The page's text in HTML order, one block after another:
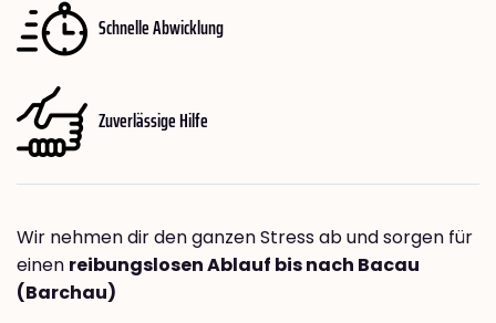
Schnelle Abwicklung
Zuverlässige Hilfe
Wir nehmen dir den ganzen Stress ab und sorgen für
einen reibungslosen Ablauf bis nach Bacau
(Barchau)